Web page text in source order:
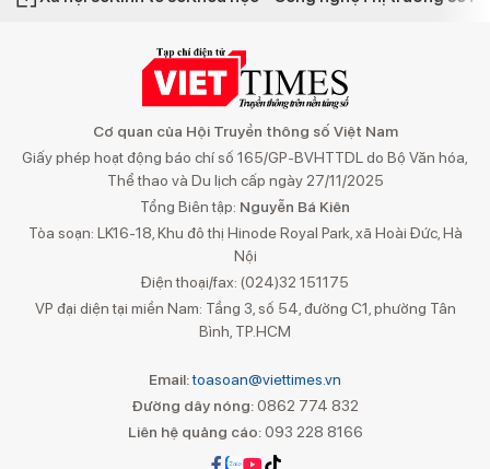
Cơ quan của Hội Truyền thông số Việt Nam
Giấy phép hoạt động báo chí số 165/GP-BVHTTDL do Bộ Văn hóa,
Thể thao và Du lịch cấp ngày 27/11/2025
Tổng Biên tập: Nguyễn Bá Kiên
Tòa soạn: LK16-18, Khu đô thị Hinode Royal Park, xã Hoài Đức, Hà
Nội
Điện thoại/fax: (024)32 151175
VP đại diện tại miền Nam: Tầng 3, số 54, đường C1, phường Tân
Bình, TP.HCM
Email:toasoan@viettimes.vn
Đường dây nóng: 0862 774 832
Liên hệ quảng cáo:093 228 8166